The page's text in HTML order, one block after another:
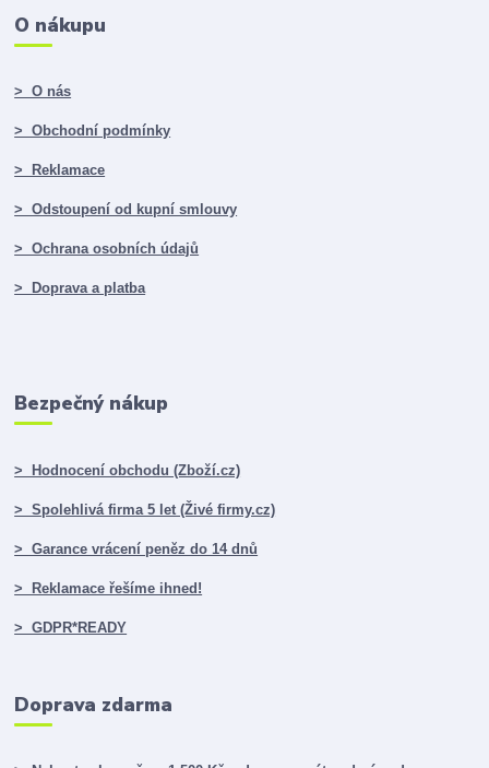
O nákupu
> O nás
> Obchodní podmínky
> Reklamace
> Odstoupení od kupní smlouvy
> Ochrana osobních údajů
> Doprava a platba
Bezpečný nákup
> Hodnocení obchodu (Zboží.cz)
> Spolehlivá firma 5 let (Živé firmy.cz)
> Garance vrácení peněz do 14 dnů
> Reklamace řešíme ihned!
> GDPR*READY
Doprava zdarma